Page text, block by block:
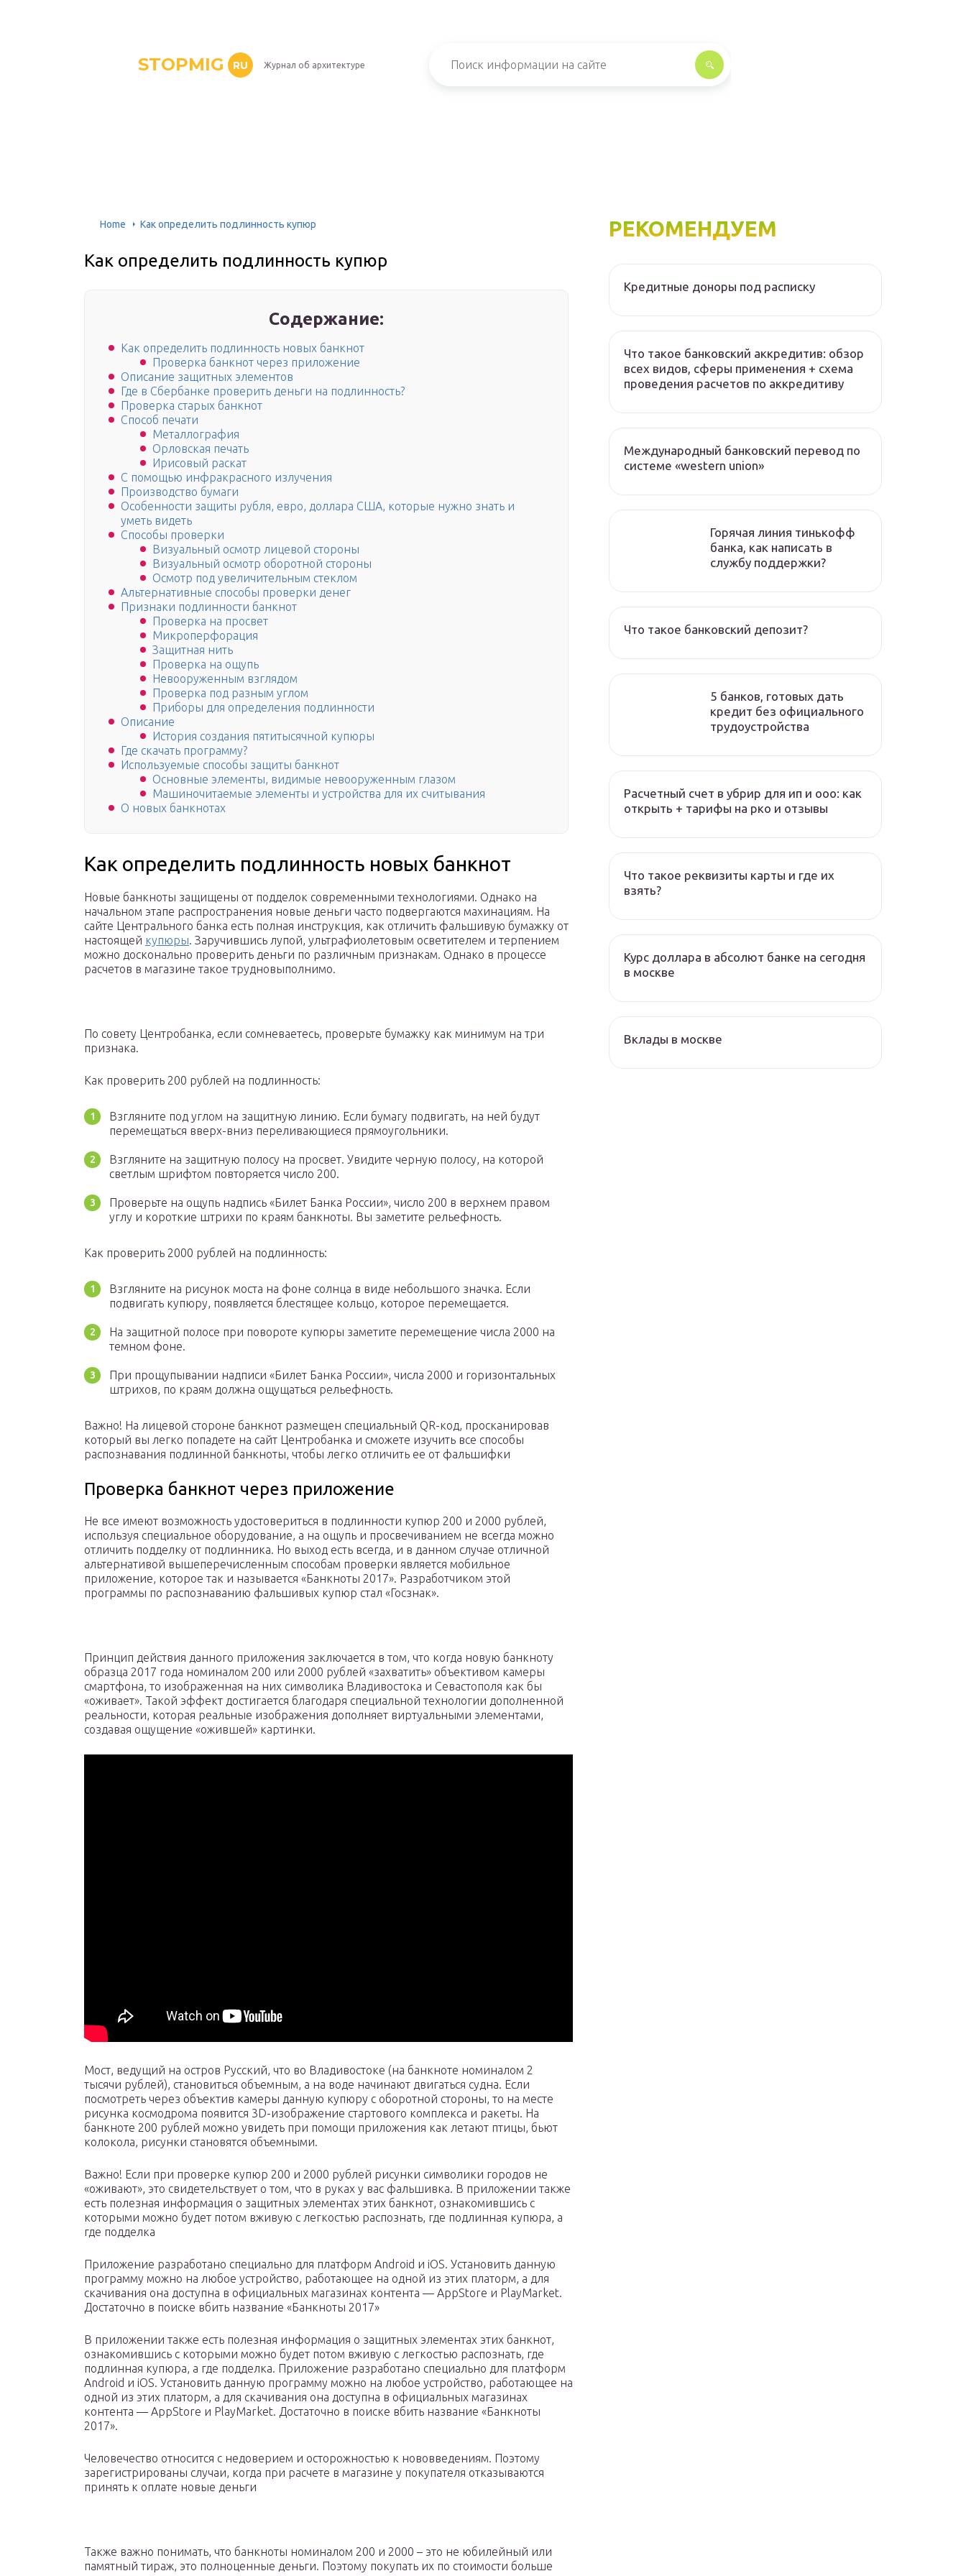
STOPMIG RU Журнал об архитектуре
Home Как определить подлинность купюр
Как определить подлинность купюр
Содержание:
Как определить подлинность новых банкнот
Проверка банкнот через приложение
Описание защитных элементов
Где в Сбербанке проверить деньги на подлинность?
Проверка старых банкнот
Способ печати
Металлография
Орловская печать
Ирисовый раскат
С помощью инфракрасного излучения
Производство бумаги
Особенности защиты рубля, евро, доллара США, которые нужно знать и
уметь видеть
Способы проверки
Визуальный осмотр лицевой стороны
Визуальный осмотр оборотной стороны
Осмотр под увеличительным стеклом
Альтернативные способы проверки денег
Признаки подлинности банкнот
Проверка на просвет
Микроперфорация
Защитная нить
Проверка на ощупь
Невооруженным взглядом
Проверка под разным углом
Приборы для определения подлинности
Описание
История создания пятитысячной купюры
Где скачать программу?
Используемые способы защиты банкнот
Основные элементы, видимые невооруженным глазом
Машиночитаемые элементы и устройства для их считывания
О новых банкнотах
Как определить подлинность новых банкнот
Новые банкноты защищены от подделок современными технологиями. Однако на
начальном этапе распространения новые деньги часто подвергаются махинациям. На
сайте Центрального банка есть полная инструкция, как отличить фальшивую бумажку от
настоящей купюры. Заручившись лупой, ультрафиолетовым осветителем и терпением
можно досконально проверить деньги по различным признакам. Однако в процессе
расчетов в магазине такое трудновыполнимо.
По совету Центробанка, если сомневаетесь, проверьте бумажку как минимум на три
признака.
Как проверить 200 рублей на подлинность:
Взгляните под углом на защитную линию. Если бумагу подвигать, на ней будут
перемещаться вверх-вниз переливающиеся прямоугольники.
Взгляните на защитную полосу на просвет. Увидите черную полосу, на которой
светлым шрифтом повторяется число 200.
Проверьте на ощупь надпись «Билет Банка России», число 200 в верхнем правом
углу и короткие штрихи по краям банкноты. Вы заметите рельефность.
Как проверить 2000 рублей на подлинность:
Взгляните на рисунок моста на фоне солнца в виде небольшого значка. Если
подвигать купюру, появляется блестящее кольцо, которое перемещается.
На защитной полосе при повороте купюры заметите перемещение числа 2000 на
темном фоне.
При прощупывании надписи «Билет Банка России», числа 2000 и горизонтальных
штрихов, по краям должна ощущаться рельефность.
Важно! На лицевой стороне банкнот размещен специальный QR-код, просканировав
который вы легко попадете на сайт Центробанка и сможете изучить все способы
распознавания подлинной банкноты, чтобы легко отличить ее от фальшифки
Проверка банкнот через приложение
Не все имеют возможность удостовериться в подлинности купюр 200 и 2000 рублей,
используя специальное оборудование, а на ощупь и просвечиванием не всегда можно
отличить подделку от подлинника. Но выход есть всегда, и в данном случае отличной
альтернативой вышеперечисленным способам проверки является мобильное
приложение, которое так и называется «Банкноты 2017». Разработчиком этой
программы по распознаванию фальшивых купюр стал «Госзнак».
Принцип действия данного приложения заключается в том, что когда новую банкноту
образца 2017 года номиналом 200 или 2000 рублей «захватить» объективом камеры
смартфона, то изображенная на них символика Владивостока и Севастополя как бы
«оживает». Такой эффект достигается благодаря специальной технологии дополненной
реальности, которая реальные изображения дополняет виртуальными элементами,
создавая ощущение «ожившей» картинки.
Мост, ведущий на остров Русский, что во Владивостоке (на банкноте номиналом 2
тысячи рублей), становиться объемным, а на воде начинают двигаться судна. Если
посмотреть через объектив камеры данную купюру с оборотной стороны, то на месте
рисунка космодрома появится 3D-изображение стартового комплекса и ракеты. На
банкноте 200 рублей можно увидеть при помощи приложения как летают птицы, бьют
колокола, рисунки становятся объемными.
Важно! Если при проверке купюр 200 и 2000 рублей рисунки символики городов не
«оживают», это свидетельствует о том, что в руках у вас фальшивка. В приложении также
есть полезная информация о защитных элементах этих банкнот, ознакомившись с
которыми можно будет потом вживую с легкостью распознать, где подлинная купюра, а
где подделка
Приложение разработано специально для платформ Android и iOS. Установить данную
программу можно на любое устройство, работающее на одной из этих платорм, а для
скачивания она доступна в официальных магазинах контента — AppStore и PlayMarket.
Достаточно в поиске вбить название «Банкноты 2017»
В приложении также есть полезная информация о защитных элементах этих банкнот,
ознакомившись с которыми можно будет потом вживую с легкостью распознать, где
подлинная купюра, а где подделка. Приложение разработано специально для платформ
Android и iOS. Установить данную программу можно на любое устройство, работающее на
одной из этих платорм, а для скачивания она доступна в официальных магазинах
контента — AppStore и PlayMarket. Достаточно в поиске вбить название «Банкноты
2017».
Человечество относится с недоверием и осторожностью к нововведениям. Поэтому
зарегистрированы случаи, когда при расчете в магазине у покупателя отказываются
принять к оплате новые деньги
Также важно понимать, что банкноты номиналом 200 и 2000 – это не юбилейный или
памятный тираж, это полноценные деньги. Поэтому покупать их по стоимости больше
РЕКОМЕНДУЕМ
Кредитные доноры под расписку
Что такое банковский аккредитив: обзор
всех видов, сферы применения + схема
проведения расчетов по аккредитиву
Международный банковский перевод по
системе «western union»
Горячая линия тинькофф
банка, как написать в
службу поддержки?
Что такое банковский депозит?
5 банков, готовых дать
кредит без официального
трудоустройства
Расчетный счет в убрир для ип и ооо: как
открыть + тарифы на рко и отзывы
Что такое реквизиты карты и где их
взять?
Курс доллара в абсолют банке на сегодня
в москве
Вклады в москве